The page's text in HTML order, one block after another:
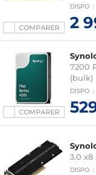
COMPARER
DISPO :
2
COMPARER
7200
(bulk)
DISPO :
3.0
DISPO :